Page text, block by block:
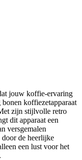
jouw koffie-ervaring
koffiezetapparaat
zijn stijlvolle retro
dit apparaat een
versgemalen
de heerlijke
een lust voor het